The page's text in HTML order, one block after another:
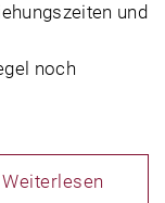
und
noch
Weiterlesen